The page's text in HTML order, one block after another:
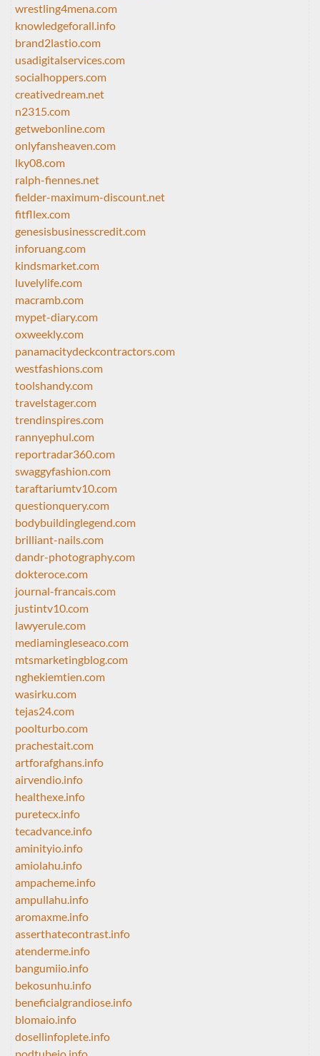
wrestling4mena.com
knowledgeforall.info
brand2lastio.com
usadigitalservices.com
socialhoppers.com
creativedream.net
n2315.com
getwebonline.com
onlyfansheaven.com
lky08.com
ralph-fiennes.net
fielder-maximum-discount.net
fitfllex.com
genesisbusinesscredit.com
inforuang.com
kindsmarket.com
luvelylife.com
macramb.com
mypet-diary.com
oxweekly.com
panamacitydeckcontractors.com
westfashions.com
toolshandy.com
travelstager.com
trendinspires.com
rannyephul.com
reportradar360.com
swaggyfashion.com
taraftariumtv10.com
questionquery.com
bodybuildinglegend.com
brilliant-nails.com
dandr-photography.com
dokteroce.com
journal-francais.com
justintv10.com
lawyerule.com
mediamingleseaco.com
mtsmarketingblog.com
nghekiemtien.com
wasirku.com
tejas24.com
poolturbo.com
prachestait.com
artforafghans.info
airvendio.info
healthexe.info
puretecx.info
tecadvance.info
aminityio.info
amiolahu.info
ampacheme.info
ampullahu.info
aromaxme.info
asserthatecontrast.info
atenderme.info
bangumiio.info
bekosunhu.info
beneficialgrandiose.info
blomaio.info
dosellinfoplete.info